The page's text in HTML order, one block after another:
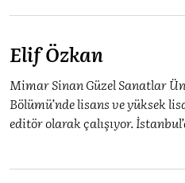
Elif Özkan
Mimar Sinan Güzel Sanatlar
Bölümü’nde lisans ve yüksek
editör olarak çalışıyor.